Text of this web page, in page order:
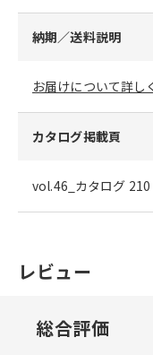
納期／送料説明
お届けについて詳し
カタログ掲載頁
vol.46_カタログ
レビュー
総合評価